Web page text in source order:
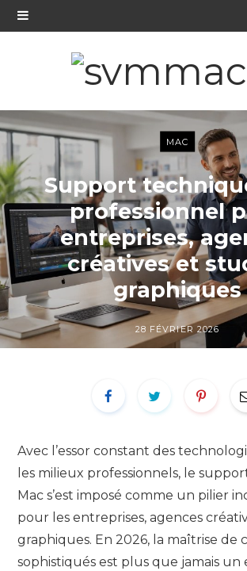
MAC
Support
professionnel
entreprises,
créatives et
graphiques
28 FÉVRIER 2026
Avec l’essor constant des
les milieux professionnels, le
Mac s’est imposé comme un pilier
pour les entreprises, agences
graphiques. En 2026, la maîtrise de
sophistiqués est plus que jamais un